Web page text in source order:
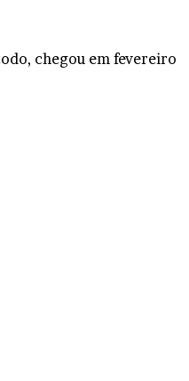
chegou em fevereiro